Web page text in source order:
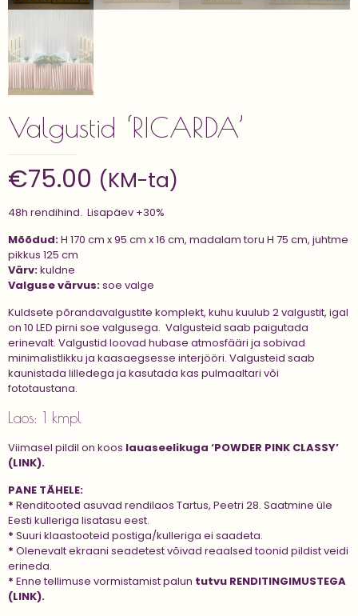
Valgustid ‘RICARDA’
€75.00 (KM-ta)
48h rendihind. Lisapäev +30%
Mõõdud:H 170 cm x 95 cm x 16 cm, madalam toru H 75 cm, juhtme
pikkus 125 cm
Värv:kuldne
Valguse värvus:soe valge
Kuldsete põrandavalgustite komplekt, kuhu kuulub 2 valgustit, igal
on 10 LED pirni soe valgusega. Valgusteid saab paigutada
erinevalt. Valgustid loovad hubase atmosfääri ja sobivad
minimalistlikku ja kaasaegsesse interjööri. Valgusteid saab
kaunistada lilledega ja kasutada kas pulmaaltari või
fototaustana.
Laos: 1 kmpl
Viimasel pildil on koos lauaseelikuga ‘POWDER PINK CLASSY’
(LINK).
PANE TÄHELE:
* Renditooted asuvad rendilaos Tartus, Peetri 28. Saatmine üle
Eesti kulleriga lisatasu eest.
* Suuri klaastooteid postiga/kulleriga ei saadeta.
* Olenevalt ekraani seadetest võivad reaalsed toonid pildist veidi
erineda.
* Enne tellimuse vormistamist palun tutvu RENDITINGIMUSTEGA
(LINK).